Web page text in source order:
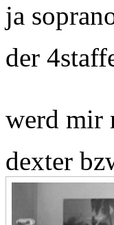
ja
der
werd mir
dexter